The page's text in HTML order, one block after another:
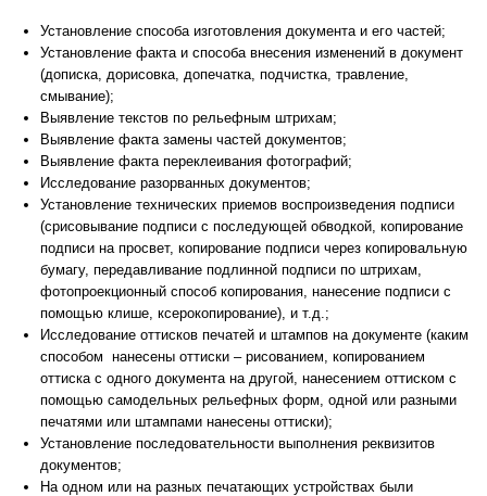
Установление способа изготовления документа и его частей;
Установление факта и способа внесения изменений в документ
(дописка, дорисовка, допечатка, подчистка, травление,
смывание);
Выявление текстов по рельефным штрихам;
Выявление факта замены частей документов;
Выявление факта переклеивания фотографий;
Исследование разорванных документов;
Установление технических приемов воспроизведения подписи
(срисовывание подписи с последующей обводкой, копирование
подписи на просвет, копирование подписи через копировальную
бумагу, передавливание подлинной подписи по штрихам,
фотопроекционный способ копирования, нанесение подписи с
помощью клише, ксерокопирование), и т.д.;
Исследование оттисков печатей и штампов на документе (каким
способом нанесены оттиски – рисованием, копированием
оттиска с одного документа на другой, нанесением оттиском с
помощью самодельных рельефных форм, одной или разными
печатями или штампами нанесены оттиски);
Установление последовательности выполнения реквизитов
документов;
На одном или на разных печатающих устройствах были